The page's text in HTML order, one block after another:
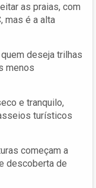
as praias, com
mas é a alta
deseja trilhas
menos
e tranquilo,
turísticos
começam a
descoberta de